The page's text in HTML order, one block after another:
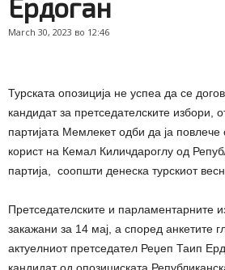
Ердоган
March 30, 2023 во 12:46
Турската опозиција не успеа да се
кандидат за претседателските избори,
партијата Мемлекет одби да ја повлече
корист на Кемал Киличдароглу од
партија, соопшти денеска турскиот
Претседателските и парламентарните
закажани за 14 мај, а според анкетите
актуелниот претседател Реџеп Таип